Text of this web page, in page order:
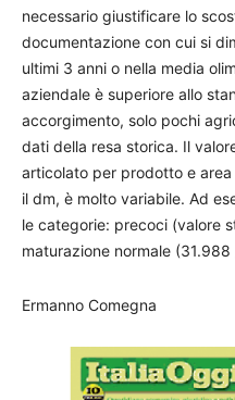
necessario giustificare lo
documentazione con cui si
ultimi 3 anni o nella media
aziendale è superiore allo
accorgimento, solo pochi
dati della resa storica. Il
articolato per prodotto e
il dm, è molto variabile. Ad
le categorie: precoci (valore
maturazione normale (31.988
Ermanno Comegna